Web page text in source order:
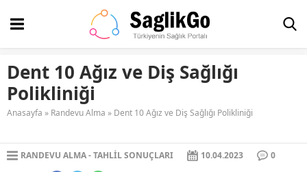
Dent 10 Ağız ve Diş Sağlığı
Polikliniği
Anasayfa » Randevu Alma » Dent 10 Ağız ve Diş Sağlığı Polikliniği
RANDEVU ALMA TAHLIL SONUÇLARI 10.04.2023
0